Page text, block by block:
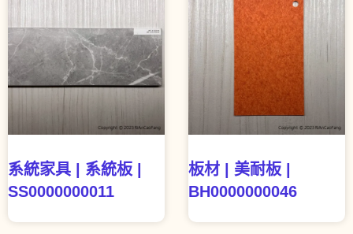
系統家具 | 系統板 |
SS0000000011
板材 | 美耐板 |
BH0000000046